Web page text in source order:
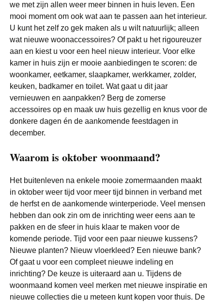
we met zijn allen weer meer binnen in huis leven. Een
mooi moment om ook wat aan te passen aan het interieur.
U kunt het zelf zo gek maken als u wilt natuurlijk; alleen
wat nieuwe woonaccessoires? Of pakt u het rigoureuzer
aan en kiest u voor een heel nieuw interieur. Voor elke
kamer in huis zijn er mooie aanbiedingen te scoren: de
woonkamer, eetkamer, slaapkamer, werkkamer, zolder,
keuken, badkamer en toilet. Wat gaat u dit jaar
vernieuwen en aanpakken? Berg de zomerse
accessoires op en maak uw huis gezellig en knus voor de
donkere dagen én de aankomende feestdagen in
december.
Waarom is oktober woonmaand?
Het buitenleven na enkele mooie zomermaanden maakt
in oktober weer tijd voor meer tijd binnen in verband met
de herfst en de aankomende winterperiode. Veel mensen
hebben dan ook zin om de inrichting weer eens aan te
pakken en de sfeer in huis klaar te maken voor de
komende periode. Tijd voor een paar nieuwe kussens?
Nieuwe planten? Nieuw vloerkleed? Een nieuwe bank?
Of gaat u voor een compleet nieuwe indeling en
inrichting? De keuze is uiteraard aan u. Tijdens de
woonmaand komen veel merken met nieuwe inspiratie en
nieuwe collecties die u meteen kunt kopen voor thuis. De